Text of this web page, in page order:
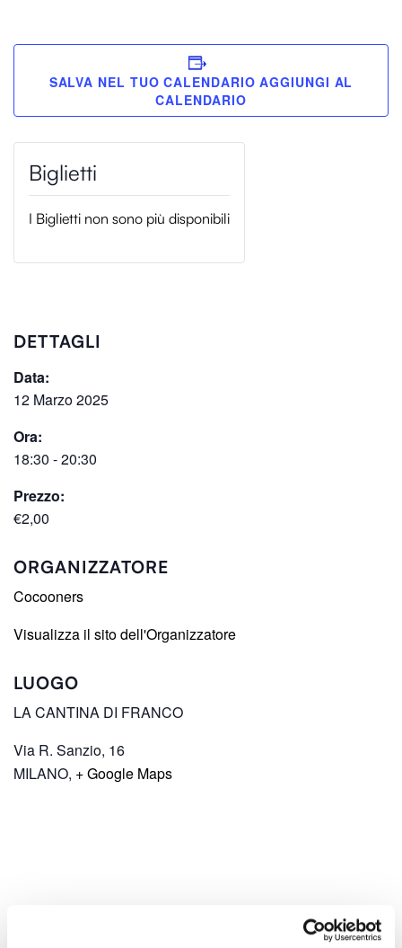
SALVA NEL TUO CALENDARIO
DETTAGLI
Data:
12 Marzo 2025
Ora:
18:30 - 20:30
Prezzo:
€2,00
ORGANIZZATORE
Cocooners
Visualizza il sito dell'Organizzatore
LUOGO
LA CANTINA DI FRANCO
Via R. Sanzio, 16
MILANO, + Google Maps
I Biglietti non sono più disponibili